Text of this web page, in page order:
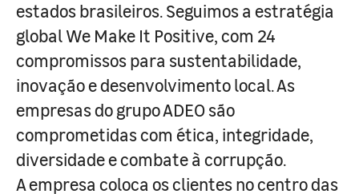
estados brasileiros. Seguimos a estratégia
global We Make It Positive, com 24
compromissos para sustentabilidade,
inovação e desenvolvimento local. As
empresas do grupo ADEO são
comprometidas com ética, integridade,
diversidade e combate à corrupção.
A empresa coloca os clientes no centro das